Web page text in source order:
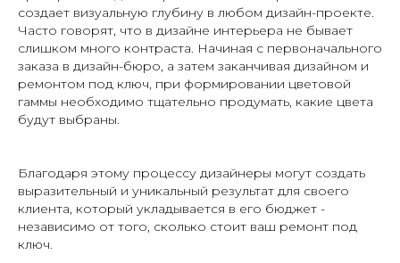
создает визуальную глубину в любом дизайн-проекте.
Часто говорят, что в дизайне интерьера не бывает
слишком много контраста. Начиная с первоначального
заказа в дизайн-бюро, а затем заканчивая дизайном и
ремонтом под ключ, при формировании цветовой
гаммы необходимо тщательно продумать, какие цвета
будут выбраны.
Благодаря этому процессу дизайнеры могут создать
выразительный и уникальный результат для своего
клиента, который укладывается в его бюджет -
независимо от того, сколько стоит ваш ремонт под
ключ.